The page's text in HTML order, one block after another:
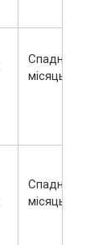
Спадний
місяць
Спадний
місяць